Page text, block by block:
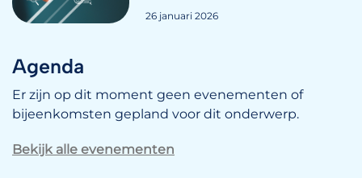
26 januari 2026
Agenda
Er zijn op dit moment geen evenementen of
bijeenkomsten gepland voor dit onderwerp.
Bekijk alle evenementen